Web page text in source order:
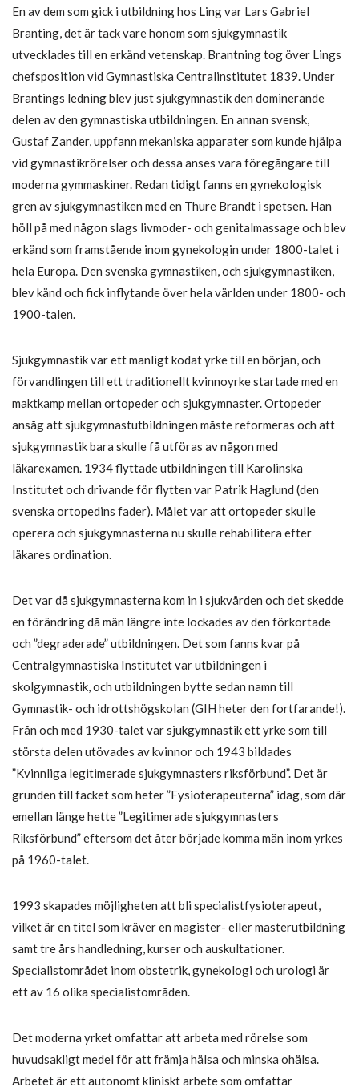
En av dem som gick i utbildning hos Ling var Lars Gabriel
Branting, det är tack vare honom som sjukgymnastik
utvecklades till en erkänd vetenskap. Brantning tog över Lings
chefsposition vid Gymnastiska Centralinstitutet 1839. Under
Brantings ledning blev just sjukgymnastik den dominerande
delen av den gymnastiska utbildningen. En annan svensk,
Gustaf Zander, uppfann mekaniska apparater som kunde hjälpa
vid gymnastikrörelser och dessa anses vara föregångare till
moderna gymmaskiner. Redan tidigt fanns en gynekologisk
gren av sjukgymnastiken med en Thure Brandt i spetsen. Han
höll på med någon slags livmoder- och genitalmassage och blev
erkänd som framstående inom gynekologin under 1800-talet i
hela Europa. Den svenska gymnastiken, och sjukgymnastiken,
blev känd och fick inflytande över hela världen under 1800- och
1900-talen.
Sjukgymnastik var ett manligt kodat yrke till en början, och
förvandlingen till ett traditionellt kvinnoyrke startade med en
maktkamp mellan ortopeder och sjukgymnaster. Ortopeder
ansåg att sjukgymnastutbildningen måste reformeras och att
sjukgymnastik bara skulle få utföras av någon med
läkarexamen. 1934 flyttade utbildningen till Karolinska
Institutet och drivande för flytten var Patrik Haglund (den
svenska ortopedins fader). Målet var att ortopeder skulle
operera och sjukgymnasterna nu skulle rehabilitera efter
läkares ordination.
Det var då sjukgymnasterna kom in i sjukvården och det skedde
en förändring då män längre inte lockades av den förkortade
och ”degraderade” utbildningen. Det som fanns kvar på
Centralgymnastiska Institutet var utbildningen i
skolgymnastik, och utbildningen bytte sedan namn till
Gymnastik- och idrottshögskolan (GIH heter den fortfarande!).
Från och med 1930-talet var sjukgymnastik ett yrke som till
största delen utövades av kvinnor och 1943 bildades
”Kvinnliga legitimerade sjukgymnasters riksförbund”. Det är
grunden till facket som heter ”Fysioterapeuterna” idag, som där
emellan länge hette ”Legitimerade sjukgymnasters
Riksförbund” eftersom det åter började komma män inom yrkes
på 1960-talet.
1993 skapades möjligheten att bli specialistfysioterapeut,
vilket är en titel som kräver en magister- eller masterutbildning
samt tre års handledning, kurser och auskultationer.
Specialistområdet inom obstetrik, gynekologi och urologi är
ett av 16 olika specialistområden.
Det moderna yrket omfattar att arbeta med rörelse som
huvudsakligt medel för att främja hälsa och minska ohälsa.
Arbetet är ett autonomt kliniskt arbete som omfattar